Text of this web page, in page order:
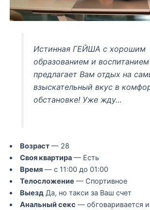
Истинная ГЕЙША с хорошим
образованием и воспитанием
предлагает Вам отдых на
взыскательный вкус в
обстановке! Уже жду…
Возраст— 28
Своя квартира— Есть
Время— с 11:00 до 01:00
Телосложение — Спортивное
ВыездДа, но такси за Ваш счет
Анальный секс — обговаривается